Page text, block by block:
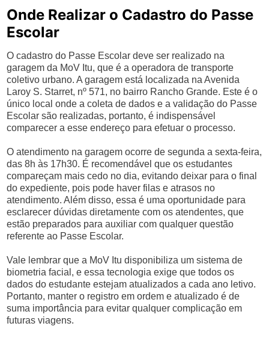
Onde Realizar o Cadastro do Passe
Escolar
O cadastro do Passe Escolar deve ser realizado na
garagem da MoV Itu, que é a operadora de transporte
coletivo urbano. A garagem está localizada na Avenida
Laroy S. Starret, nº 571, no bairro Rancho Grande. Este é o
único local onde a coleta de dados e a validação do Passe
Escolar são realizadas, portanto, é indispensável
comparecer a esse endereço para efetuar o processo.
O atendimento na garagem ocorre de segunda a sexta-feira,
das 8h às 17h30. É recomendável que os estudantes
compareçam mais cedo no dia, evitando deixar para o final
do expediente, pois pode haver filas e atrasos no
atendimento. Além disso, essa é uma oportunidade para
esclarecer dúvidas diretamente com os atendentes, que
estão preparados para auxiliar com qualquer questão
referente ao Passe Escolar.
Vale lembrar que a MoV Itu disponibiliza um sistema de
biometria facial, e essa tecnologia exige que todos os
dados do estudante estejam atualizados a cada ano letivo.
Portanto, manter o registro em ordem e atualizado é de
suma importância para evitar qualquer complicação em
futuras viagens.